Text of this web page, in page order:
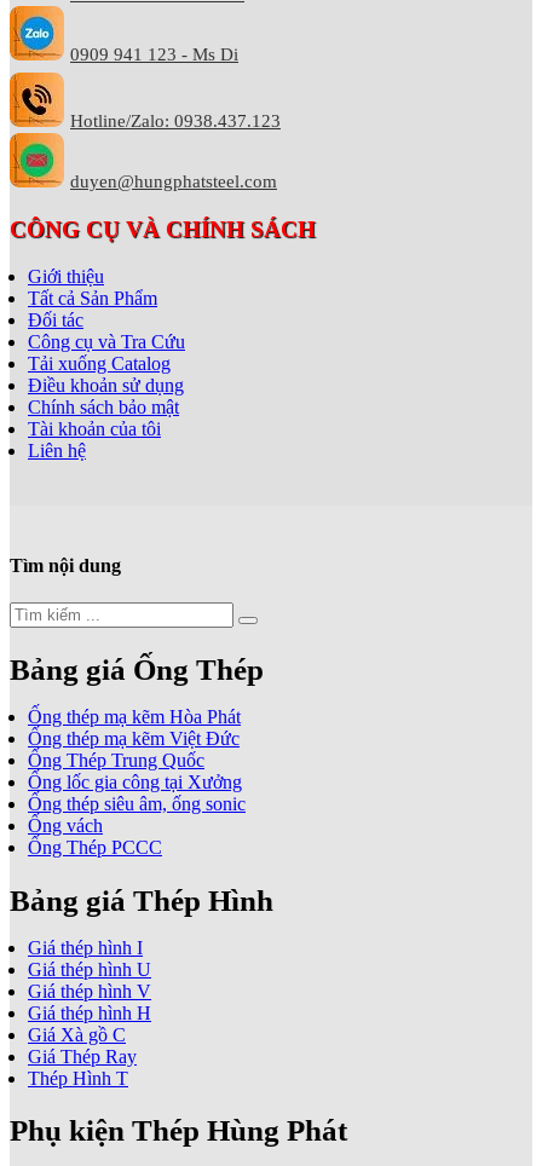
0909 941 123 - Ms Di
Hotline/Zalo: 0938.437.123
duyen@hungphatsteel.com
CÔNG CỤ VÀ CHÍNH SÁCH
Giới thiệu
Tất cả Sản Phẩm
Đối tác
Công cụ và Tra Cứu
Tải xuống Catalog
Điều khoản sử dụng
Chính sách bảo mật
Tài khoản của tôi
Liên hệ
Tìm nội dung
Bảng giá Ống Thép
Ống thép mạ kẽm Hòa Phát
Ống thép mạ kẽm Việt Đức
Ống Thép Trung Quốc
Ống lốc gia công tại Xưởng
Ống thép siêu âm, ống sonic
Ống vách
Ống Thép PCCC
Bảng giá Thép Hình
Giá thép hình I
Giá thép hình U
Giá thép hình V
Giá thép hình H
Giá Xà gồ C
Giá Thép Ray
Thép Hình T
Phụ kiện Thép Hùng Phát